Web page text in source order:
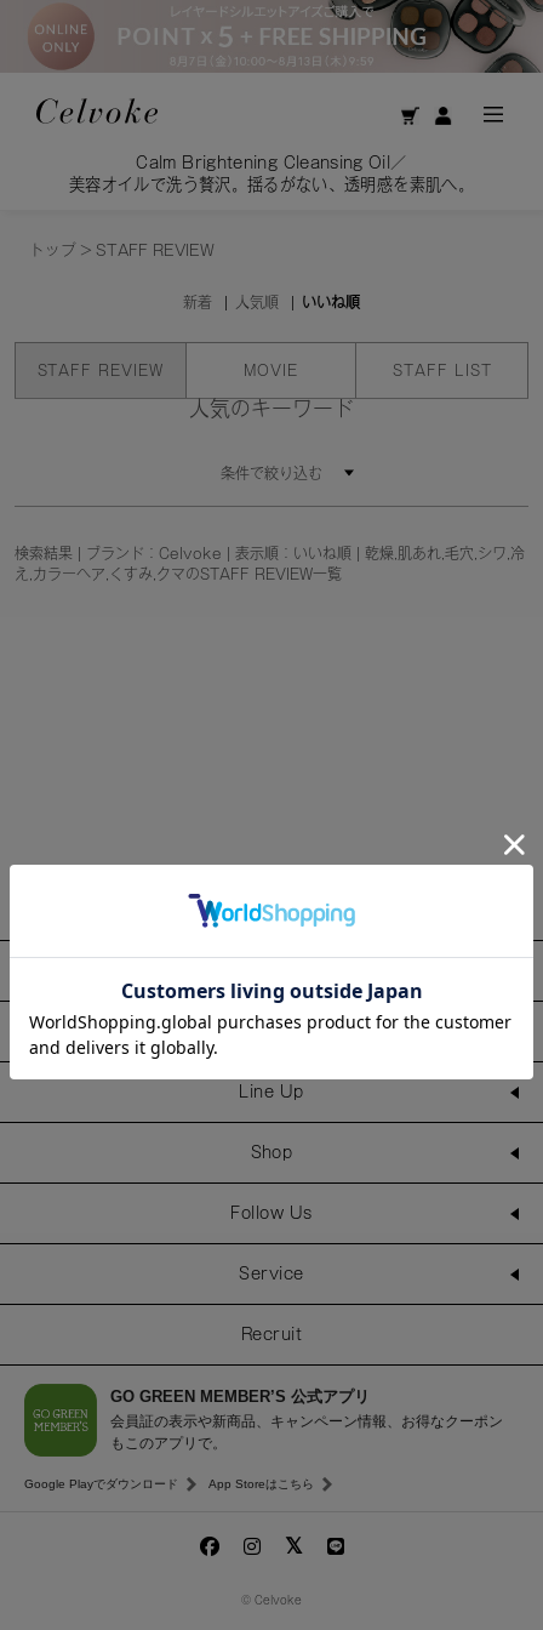
Calm Brightening Cleansing Oil／
美容オイルで洗う贅沢。揺るがない、透明感を素肌へ。
トップ > STAFF REVIEW
新着 人気順 いいね順
STAFF REVIEW MOVIE STAFF LIST
人気のキーワード
条件で絞り込む
検索結果 | ブランド：Celvoke | 表示順：いいね順 | 乾燥,肌あれ,毛穴,シワ,冷
え,カラーヘア,くすみ,クマのSTAFF REVIEW一覧
Information
Line Up
Shop
Follow Us
Service
Recruit
GO GREEN MEMBER’S 公式アプリ
会員証の表示や新商品、キャンペーン情報、お得なクーポン
もこのアプリで。
Google Playでダウンロード App Storeはこちら
© Celvoke